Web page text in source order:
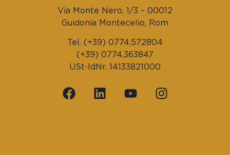
Via Monte Nero, 1/3 – 00012
Guidonia Montecelio, Rom
Tel. (+39) 0774.572804
(+39) 0774.363847
USt-IdNr. 14133821000